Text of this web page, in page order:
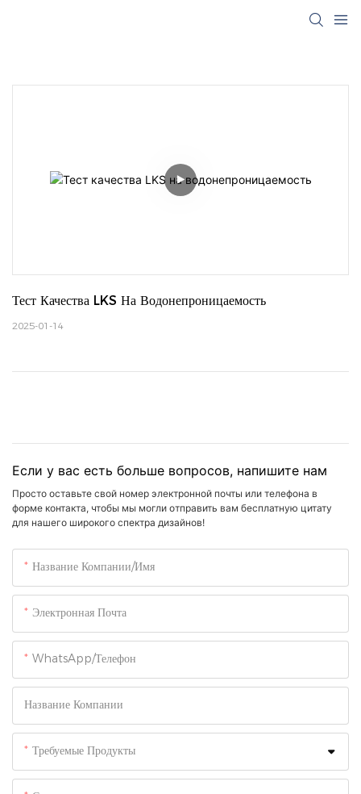
Тест Качества LKS На Водонепроницаемость
2025-01-14
Если у вас есть больше вопросов, напишите нам
Просто оставьте свой номер электронной почты или телефона в
форме контакта, чтобы мы могли отправить вам бесплатную цитату
для нашего широкого спектра дизайнов!
Название Компании/Имя
Электронная Почта
WhatsApp/Телефон
Название Компании
Требуемые Продукты